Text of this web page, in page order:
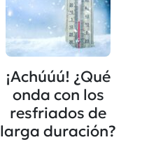
¡Achúúú! ¿Qué
onda con los
resfriados de
larga duración?